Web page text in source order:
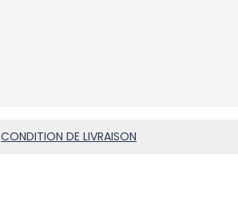
CONDITION DE LIVRAISON